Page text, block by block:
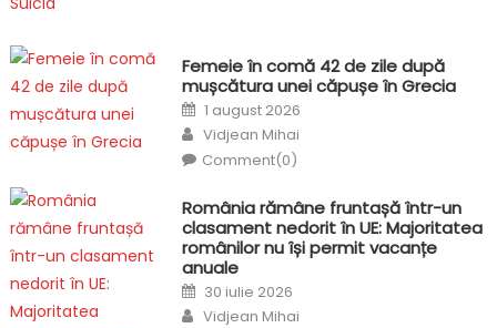
Femeie în comă 42 de zile după
mușcătura unei căpușe în Grecia
Posted
on
1 august 2026
Author
Vidjean Mihai
Comment(0)
România rămâne fruntașă într-un
clasament nedorit în UE: Majoritatea
românilor nu își permit vacanțe
anuale
Posted
on
30 iulie 2026
Author
Vidjean Mihai